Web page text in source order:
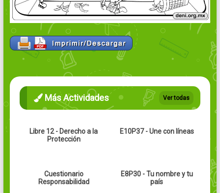
Más Actividades Ver todas
Libre 12 - Derecho a la
Protección
E10P37 - Une con líneas
Cuestionario
Responsabilidad
E8P30 - Tu nombre y tu
país